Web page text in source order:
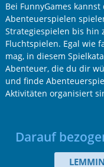
Bei FunnyGames
Abenteuerspielen
Strategiespielen bis hin
Fluchtspielen. Egal wie
mag, in diesem
Abenteuer, die du dir
und finde
Aktivitäten organisiert
Darauf